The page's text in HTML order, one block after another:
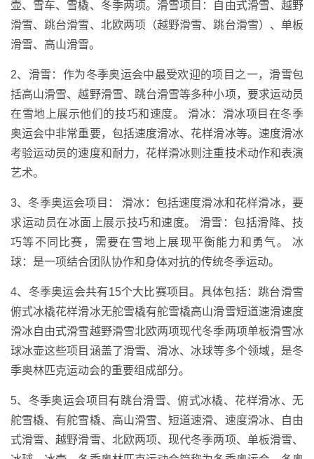
壶、雪车、雪橇、冬季两项。滑雪项目：自由式滑雪、越野
滑雪、跳台滑雪、北欧两项（越野滑雪、跳台滑雪）、单板
滑雪、高山滑雪。
2、滑雪：作为冬季奥运会中最受欢迎的项目之一，滑雪包
括高山滑雪、越野滑雪、跳台滑雪等多种小项，要求运动员
在雪地上展示他们的技巧和速度。 滑冰：滑冰项目在冬季
奥运会中非常重要，包括速度滑冰、花样滑冰等。速度滑冰
考验运动员的速度和耐力，花样滑冰则注重技术动作和表演
艺术。
3、冬季奥运会项目： 滑冰：包括速度滑冰和花样滑冰，要
求运动员在冰面上展示技巧和速度。 滑雪：包括滑降、技
巧等不同比赛，需要在雪地上展现平衡能力和勇气。 冰
球：是一项结合团队协作和身体对抗的传统冬季运动。
4、冬季奥运会共有15个大比赛项目。具体包括：跳台滑雪
俯式冰橇花样滑冰无舵雪橇有舵雪橇高山滑雪短道速滑速度
滑冰自由式滑雪越野滑雪北欧两项现代冬季两项单板滑雪冰
球冰壶这些项目涵盖了滑雪、滑冰、冰球等多个领域，是冬
季奥林匹克运动会的重要组成部分。
5、冬季奥运会项目有跳台滑雪、俯式冰橇、花样滑冰、无
舵雪橇、有舵雪橇、高山滑雪、短道速滑、速度滑冰、自由
式滑雪、越野滑雪、北欧两项、现代冬季两项、单板滑雪、